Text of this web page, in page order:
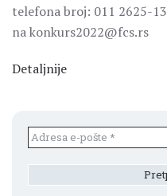
telefona broj: 011 2625-
na konkurs2022@fcs.rs
Detaljnije